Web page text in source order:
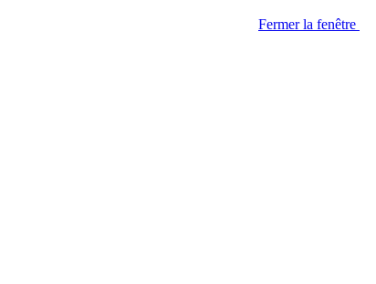
Fermer la fenêtre